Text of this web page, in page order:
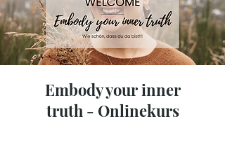
Embody your inner
truth - Onlinekurs